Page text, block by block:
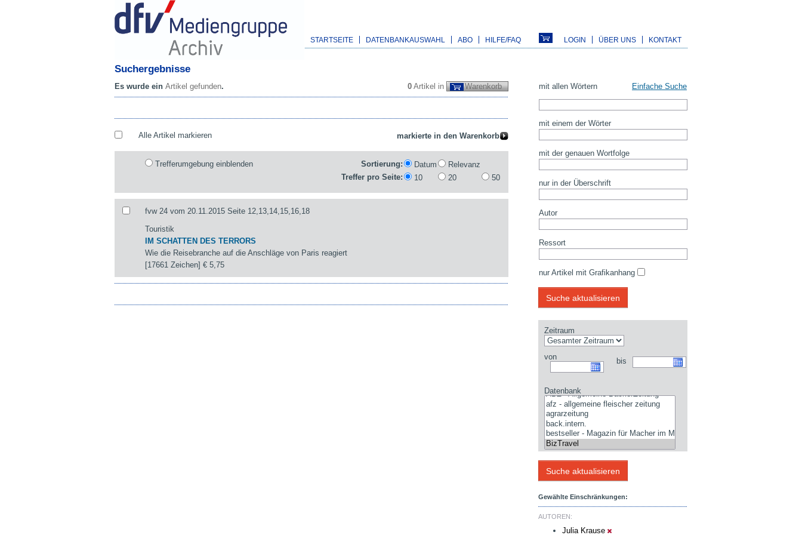
STARTSEITE DATENBANKAUSWAHL ABO HILFE/FAQ LOGIN ÜBER UNS KONTAKT
Suchergebnisse
0 Artikel in Warenkorb
Es wurde ein Artikel gefunden.
Alle Artikel markieren
Trefferumgebung einblenden Sortierung: Datum
Relevanz
Treffer pro Seite:
10 20 50
fvw 24 vom 20.11.2015 Seite 12,13,14,15,16,18
Touristik
IM SCHATTEN DES TERRORS
Wie die Reisebranche auf die Anschläge von Paris reagiert
[17661 Zeichen]€ 5,75
mit allen Wörtern Einfache Suche
mit einem der Wörter
mit der genauen Wortfolge
nur in der Überschrift
Autor
Ressort
nur Artikel mit Grafikanhang
Zeitraum
von bis
Datenbank
Gewählte Einschränkungen:
AUTOREN:
Julia Krause